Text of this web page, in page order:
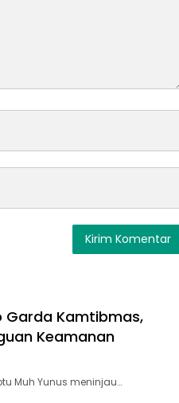
Garda Kamtibmas,
Keamanan
Muh Yunus meninjau…